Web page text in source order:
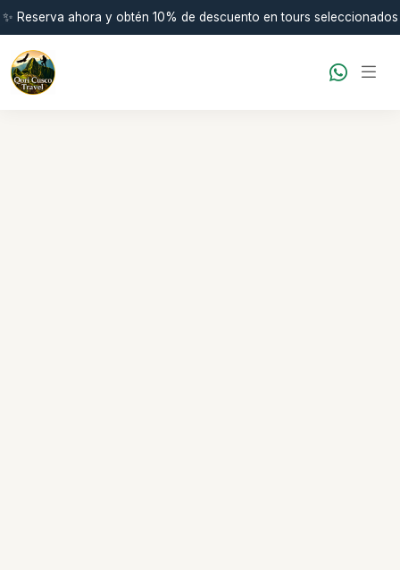
✨ Reserva ahora y obtén 10% de descuento en tours seleccionados